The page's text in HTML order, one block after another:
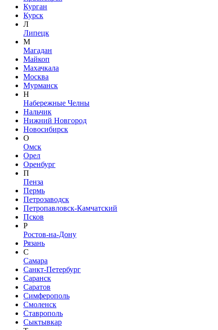
Курган
Курск
Л
Липецк
М
Магадан
Майкоп
Махачкала
Москва
Мурманск
Н
Набережные Челны
Нальчик
Нижний Новгород
Новосибирск
О
Омск
Орел
Оренбург
П
Пенза
Пермь
Петрозаводск
Петропавловск-Камчатский
Псков
Р
Ростов-на-Дону
Рязань
С
Самара
Санкт-Петербург
Саранск
Саратов
Симферополь
Смоленск
Ставрополь
Сыктывкар